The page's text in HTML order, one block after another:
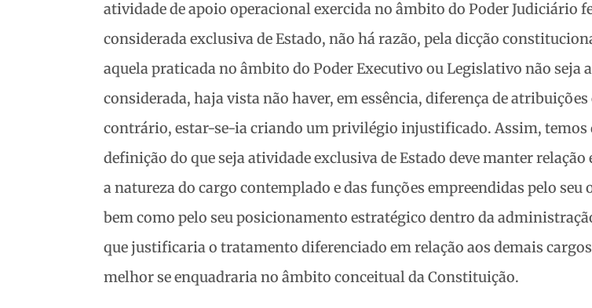
atividade de apoio operacional exercida no âmbito do Poder Judiciário
considerada exclusiva de Estado, não há razão, pela dicção
aquela praticada no âmbito do Poder Executivo ou Legislativo não seja
considerada, haja vista não haver, em essência, diferença de atribuições
contrário, estar-se-ia criando um privilégio injustificado. Assim, temos
definição do que seja atividade exclusiva de Estado deve manter
a natureza do cargo contemplado e das funções empreendidas pelo seu
bem como pelo seu posicionamento estratégico dentro da
que justificaria o tratamento diferenciado em relação aos demais
melhor se enquadraria no âmbito conceitual da Constituição.